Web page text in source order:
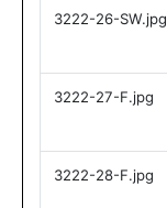
3222-26-SW.jpg
3222-27-F.jpg
3222-28-F.jpg